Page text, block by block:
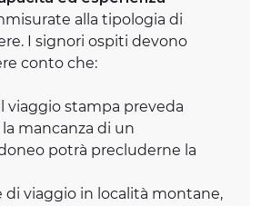
alla tipologia di
I signori ospiti devono
conto che:
viaggio stampa preveda
mancanza di un
potrà precluderne la
di viaggio in località montane,